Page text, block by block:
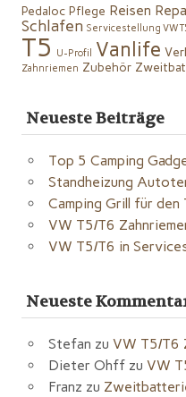
Pedaloc Pflege Reisen
Schlafen Servicestellung VW
T5 U-Profil Vanlife
Zahnriemen Zubehör
Neueste Beiträge
Top 5 Camping
Standheizung
Camping Grill für den
VW T5/T6
VW T5/T6 in
Neueste
Stefan zu VW T5/T6
Dieter Ohff zu VW
Franz zu